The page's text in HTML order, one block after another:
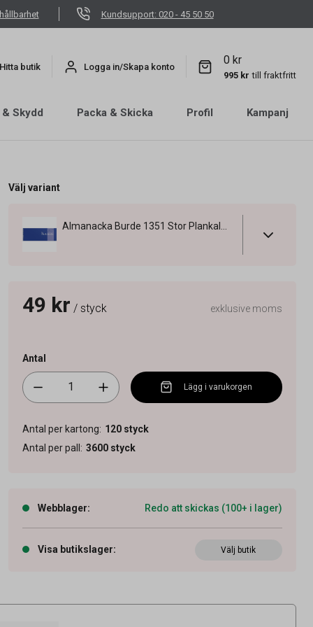
Kundsupport: 020 - 45 50 50
Hitta butik Logga in/Skapa konto
0 kr
995 kr till fraktfritt
Skydd Packa & Skicka Profil Kampanj
Välj variant
49 kr / styck exklusive moms
Antal
Lägg i varukorgen
Antal per kartong: 120 styck
Antal per pall : 3600 styck
Webblager: Redo att skickas (100+ i lager)
Visa butikslager: Välj butik